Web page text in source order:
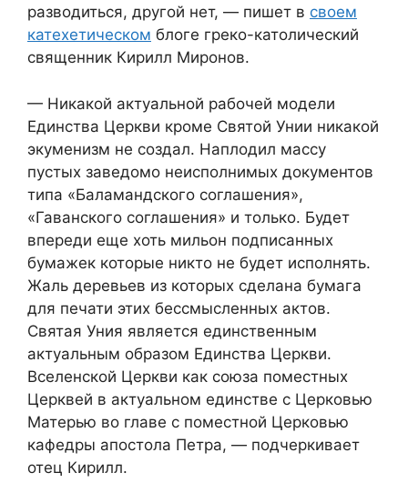
разводиться, другой нет, — пишет в своем
катехетическом блоге греко-католический
священник Кирилл Миронов.
— Никакой актуальной рабочей модели
Единства Церкви кроме Святой Унии никакой
экуменизм не создал. Наплодил массу
пустых заведомо неисполнимых документов
типа «Баламандского соглашения»,
«Гаванского соглашения» и только. Будет
впереди еще хоть мильон подписанных
бумажек которые никто не будет исполнять.
Жаль деревьев из которых сделана бумага
для печати этих бессмысленных актов.
Святая Уния является единственным
актуальным образом Единства Церкви.
Вселенской Церкви как союза поместных
Церквей в актуальном единстве с Церковью
Матерью во главе с поместной Церковью
кафедры апостола Петра, — подчеркивает
отец Кирилл.